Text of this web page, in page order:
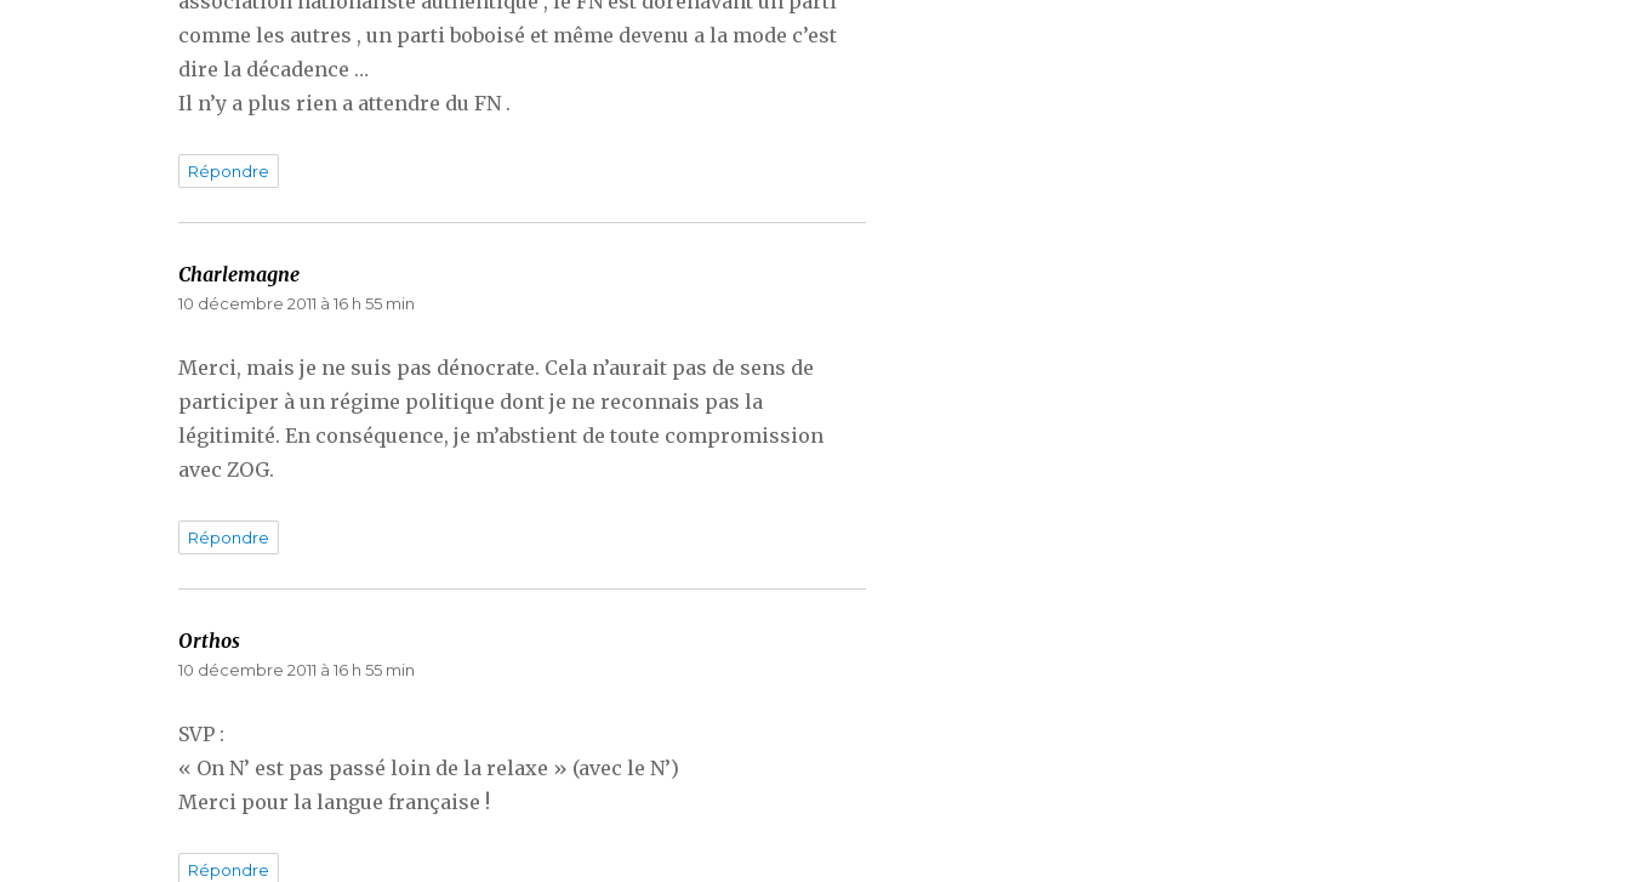
comme les autres , un parti boboisé et même devenu a la mode c’est
dire la décadence …
Il n’y a plus rien a attendre du FN .
Répondre
Charlemagne
10 décembre 2011 à 16 h 55 min
Merci, mais je ne suis pas dénocrate. Cela n’aurait pas de sens de
participer à un régime politique dont je ne reconnais pas la
légitimité. En conséquence, je m’abstient de toute compromission
avec ZOG.
Répondre
Orthos
10 décembre 2011 à 16 h 55 min
SVP :
« On N’ est pas passé loin de la relaxe » (avec le N’)
Merci pour la langue française !
Répondre